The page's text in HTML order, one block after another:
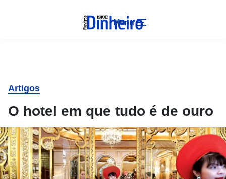
Menu
Artigos
O hotel em que tudo é de ouro